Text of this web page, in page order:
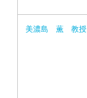
美濃島 薫 教授